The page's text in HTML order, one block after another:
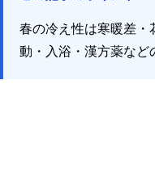
春の冷え性は寒暖差・
動・入浴・漢方薬など